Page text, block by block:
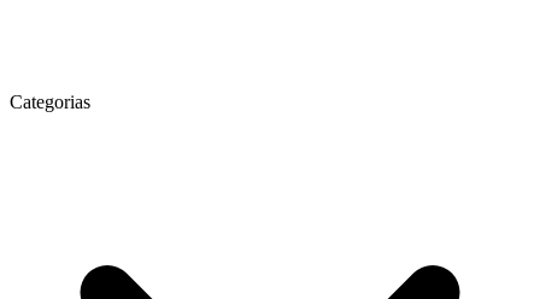
Categorias